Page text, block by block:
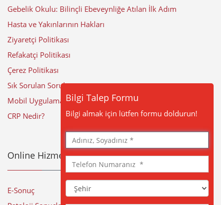
Bilgi Talep Formu
Bilgi almak için lütfen formu doldurun!
Adınız,
Soyadınız
Telefon
Numaranız
Şehir
Gebelik Okulu: Bilinçli Ebeveynliğe Atılan İlk Adım
Hasta ve Yakınlarının Hakları
Ziyaretçi Politikası
Refakatçi Politikası
Çerez Politikası
Sık Sorulan Sorular
Mobil Uygulama
CRP Nedir?
Online Hizmetler
E-Sonuç